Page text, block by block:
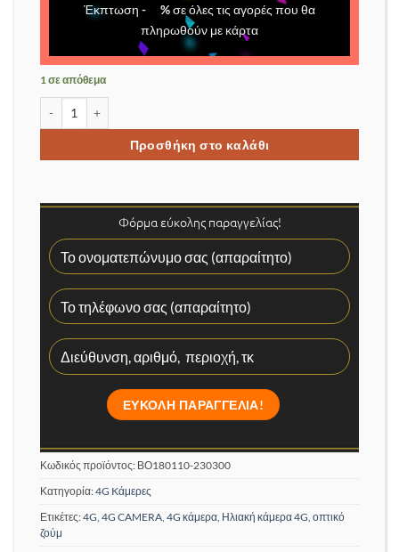
Έκπτωση - %σε όλες τις αγορές που θα
πληρωθούν με κάρτα
1 σε απόθεμα
Προσθήκη στο καλάθι
Φόρμα εύκολης παραγγελίας!
Κωδικός προϊόντος: ΒΟ180110-230300
Κατηγορία:4G Kάμερες
Ετικέτες:4G 4G CAMERA 4G κάμερα Ηλιακή κάμερα 4G οπτικό
ζούμ